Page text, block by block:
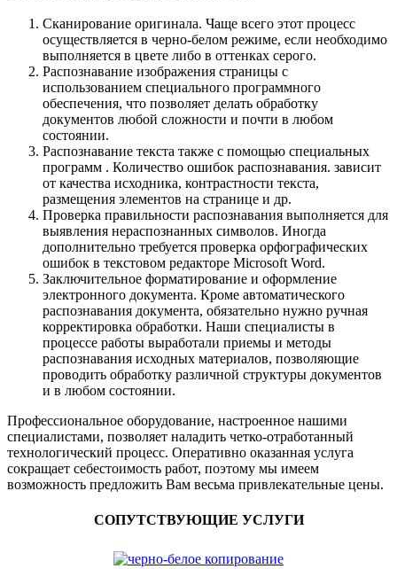
Сканирование оригинала. Чаще всего этот процесс
осуществляется в черно-белом режиме, если необходимо
выполняется в цвете либо в оттенках серого.
Распознавание изображения страницы с
использованием специального программного
обеспечения, что позволяет делать обработку
документов любой сложности и почти в любом
состоянии.
Распознавание текста также с помощью специальных
программ . Количество ошибок распознавания. зависит
от качества исходника, контрастности текста,
размещения элементов на странице и др.
Проверка правильности распознавания выполняется для
выявления нераспознанных символов. Иногда
дополнительно требуется проверка орфографических
ошибок в текстовом редакторе Microsoft Word.
Заключительное форматирование и оформление
электронного документа. Кроме автоматического
распознавания документа, обязательно нужно ручная
корректировка обработки. Наши специалисты в
процессе работы выработали приемы и методы
распознавания исходных материалов, позволяющие
проводить обработку различной структуры документов
и в любом состоянии.
Профессиональное оборудование, настроенное нашими
специалистами, позволяет наладить четко-отработанный
технологический процесс. Оперативно оказанная услуга
сокращает себестоимость работ, поэтому мы имеем
возможность предложить Вам весьма привлекательные цены.
СОПУТСТВУЮЩИЕ УСЛУГИ